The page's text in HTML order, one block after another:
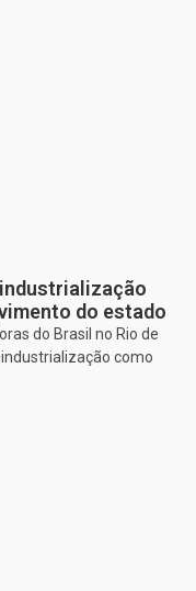
do estado
do Brasil no Rio de
como